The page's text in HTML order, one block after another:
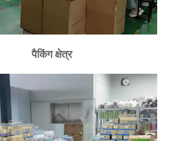
पैकिंग क्षेत्र